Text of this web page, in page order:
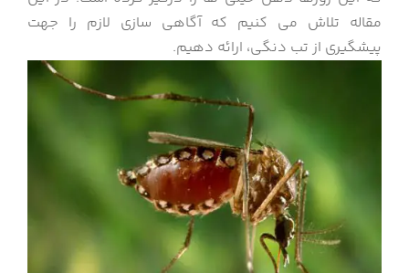
مقاله تلاش می کنیم که آگاهی سازی لازم را جهت
پیشگیری از تب دنگی، ارائه دهیم.